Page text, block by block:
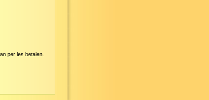
per les betalen.